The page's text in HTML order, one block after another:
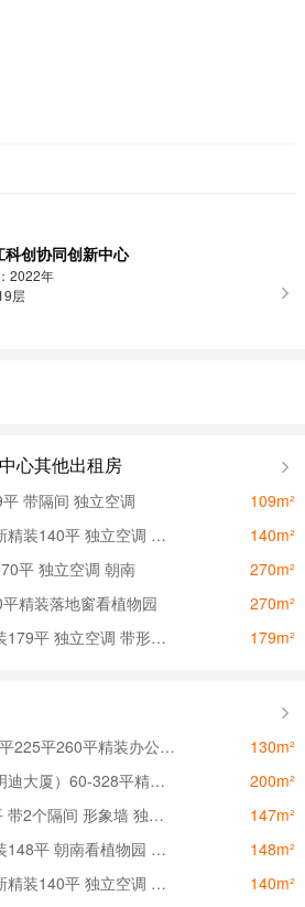
科创协同创新中心
2022年
层
心其他出租房
带隔间 独立空调
109m²
镇海甬江科创协同中心全新精装140平 独立空调 户型方正
140m²
平 独立空调 朝南
270m²
精装落地窗看植物园
270m²
镇海甬江科创协同中心精装179平 独立空调 带形象墙
179m²
高新区，智慧园130平160平225平260平精装办公室招租
130m²
高新区，地铁旁东江汇（明迪大厦）60-328平精装办公室招租
200m²
镇海植物园对面精装147平 带2个隔间 形象墙 独立空调
147m²
镇海甬江科创协同中心精装148平 朝南看植物园 独立空调
148m²
镇海甬江科创协同中心全新精装140平 独立空调 户型方正
140m²